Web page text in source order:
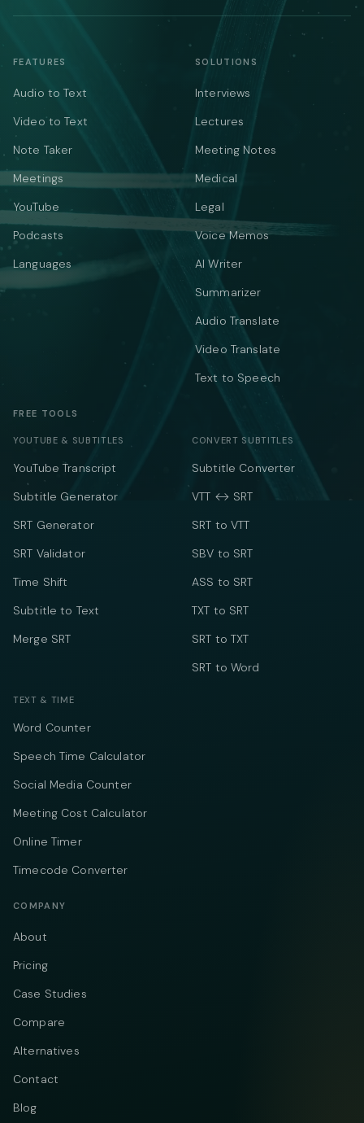
FEATURES
Audio to Text
Video to Text
Note Taker
Meetings
YouTube
Podcasts
Languages
SOLUTIONS
Interviews
Lectures
Meeting Notes
Medical
Legal
Voice Memos
AI Writer
Summarizer
Audio Translate
Video Translate
Text to Speech
FREE TOOLS
YOUTUBE & SUBTITLES
YouTube Transcript
Subtitle Generator
SRT Generator
SRT Validator
Time Shift
Subtitle to Text
Merge SRT
CONVERT SUBTITLES
Subtitle Converter
VTT ↔ SRT
SRT to VTT
SBV to SRT
ASS to SRT
TXT to SRT
SRT to TXT
SRT to Word
TEXT & TIME
Word Counter
Speech Time Calculator
Social Media Counter
Meeting Cost Calculator
Online Timer
Timecode Converter
COMPANY
About
Pricing
Case Studies
Compare
Alternatives
Contact
Blog